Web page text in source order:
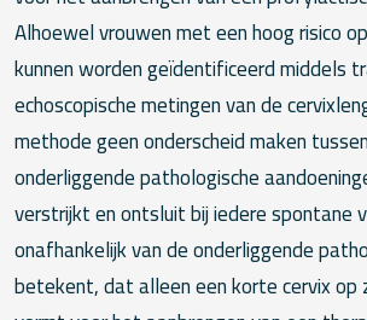
Alhoewel vrouwen met een hoog risico
kunnen worden geïdentificeerd middels
echoscopische metingen van de
methode geen onderscheid maken
onderliggende pathologische
verstrijkt en ontsluit bij iedere spontane
onafhankelijk van de onderliggende
betekent, dat alleen een korte cervix op